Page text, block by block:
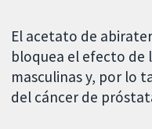
El acetato de
bloquea el efecto de
masculinas y, por lo
del cáncer de